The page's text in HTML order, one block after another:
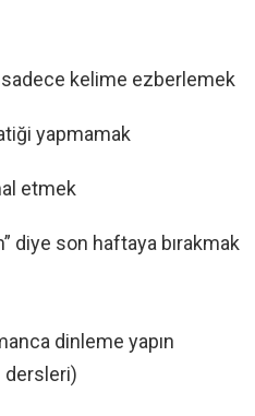
kelime ezberlemek
yapmamak
etmek
diye son haftaya bırakmak
dinleme yapın
dersleri)